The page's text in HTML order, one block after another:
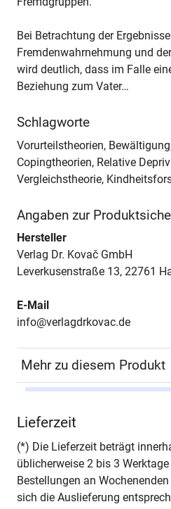
Bei Betrachtung der
Fremdenwahrnehmung und
wird deutlich, dass im Falle
Beziehung zum Vater…
Schlagworte
Vorurteilstheorien,
Copingtheorien, Relative
Vergleichstheorie,
Angaben zur
Hersteller
Verlag Dr. Kovač GmbH
Leverkusenstraße 13, 22761
E-Mail
info@verlagdrkovac.de
Mehr zu diesem Produkt
Seiten 288
Jahr
Lieferzeit
(*) Die Lieferzeit beträgt
üblicherweise 2 bis 3
Bestellungen an
sich die Auslieferung